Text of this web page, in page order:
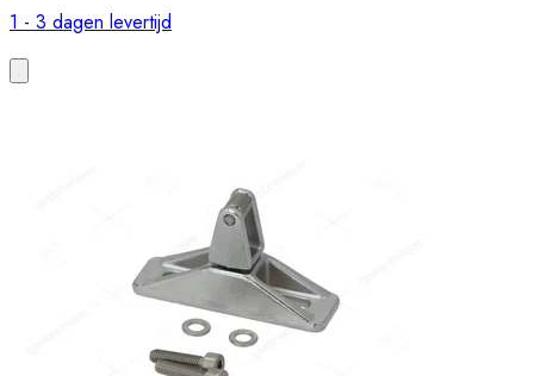
1 - 3 dagen levertijd